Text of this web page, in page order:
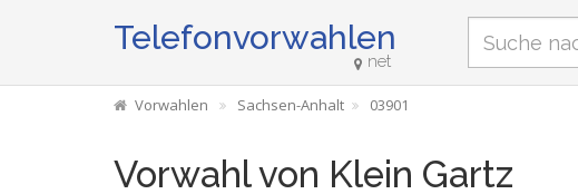
Telefonvorwahlen
net
Vorwahlen Sachsen-Anhalt 03901
Vorwahl von Klein Gartz